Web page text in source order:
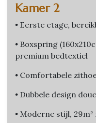
Kamer 2
• Eerste etage,
• Boxspring
premium bedtextiel
• Comfortabele
• Dubbele design
• Moderne stijl, 29m²